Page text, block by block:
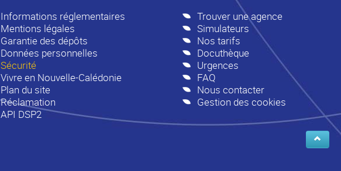
Informations réglementaires
Mentions légales
Garantie des dépôts
Données personnelles
Sécurité
Vivre en Nouvelle-Calédonie
Plan du site
Réclamation
API DSP2
Trouver une agence
Simulateurs
Nos tarifs
Docuthèque
Urgences
FAQ
Nous contacter
Gestion des cookies